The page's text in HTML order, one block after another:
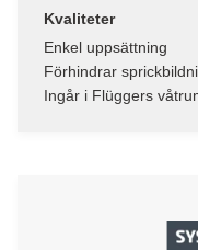
Kvaliteter
Enkel uppsättning
Förhindrar
Ingår i Flüggers